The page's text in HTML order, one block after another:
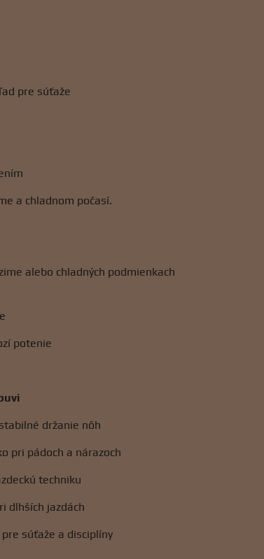
pre súťaže
a chladnom počasí.
alebo chladných podmienkach
potenie
držanie nôh
pri pádoch a nárazoch
techniku
dlhších jazdách
súťaže a disciplíny